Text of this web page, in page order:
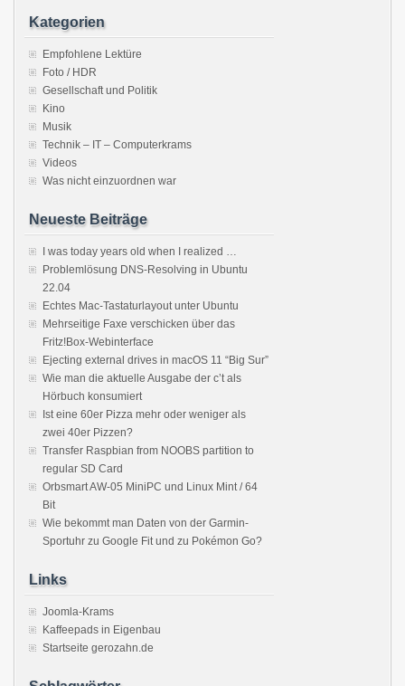
Kategorien
Empfohlene Lektüre
Foto / HDR
Gesellschaft und Politik
Kino
Musik
Technik – IT – Computerkrams
Videos
Was nicht einzuordnen war
Neueste Beiträge
I was today years old when I realized …
Problemlösung DNS-Resolving in Ubuntu
22.04
Echtes Mac-Tastaturlayout unter Ubuntu
Mehrseitige Faxe verschicken über das
Fritz!Box-Webinterface
Ejecting external drives in macOS 11 “Big Sur”
Wie man die aktuelle Ausgabe der c’t als
Hörbuch konsumiert
Ist eine 60er Pizza mehr oder weniger als
zwei 40er Pizzen?
Transfer Raspbian from NOOBS partition to
regular SD Card
Orbsmart AW-05 MiniPC und Linux Mint / 64
Bit
Wie bekommt man Daten von der Garmin-
Sportuhr zu Google Fit und zu Pokémon Go?
Links
Joomla-Krams
Kaffeepads in Eigenbau
Startseite gerozahn.de